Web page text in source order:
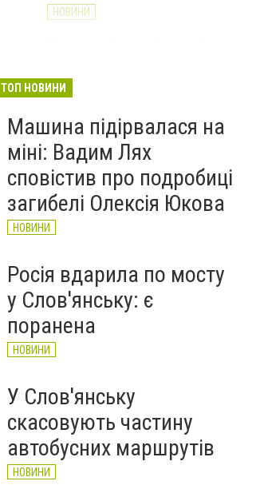
НОВИНИ
працюють на Донеччині
НОВИНИ
ТОП НОВИНИ
Машина підірвалася на
міні: Вадим Лях
сповістив про подробиці
загибелі Олексія Юкова
НОВИНИ
Росія вдарила по мосту
у Слов'янську: є
поранена
НОВИНИ
У Слов'янську
скасовують частину
автобусних маршрутів
НОВИНИ